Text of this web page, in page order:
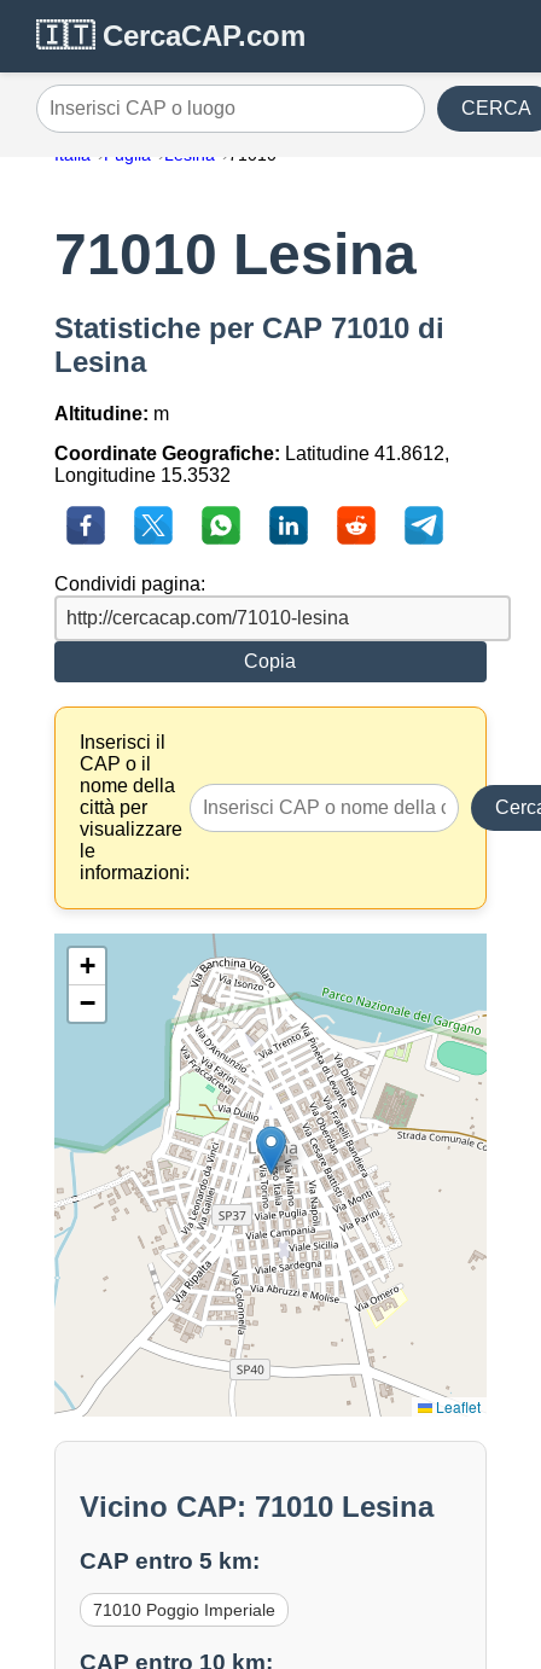
🇮🇹 CercaCAP.com
Inserisci CAP o luogo CERCA
Italia Puglia Lesina 71010
71010 Lesina
Statistiche per CAP 71010 di
Lesina
Altitudine: m
Coordinate Geografiche: Latitudine 41.8612,
Longitudine 15.3532
Condividi pagina:
Copia
Inserisci il
CAP o il
nome della
città per
visualizzare
le
informazioni:
+
−
Leaflet
Vicino CAP: 71010 Lesina
CAP entro 5 km:
71010 Poggio Imperiale
CAP entro 10 km: